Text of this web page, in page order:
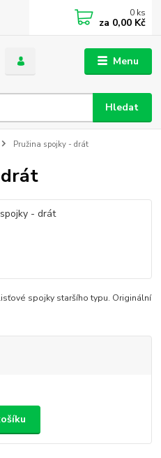
Menu
Hledat
0 ks
za 0,00 Kč
Pružina spojky - drát
spojky staršího typu. Originální